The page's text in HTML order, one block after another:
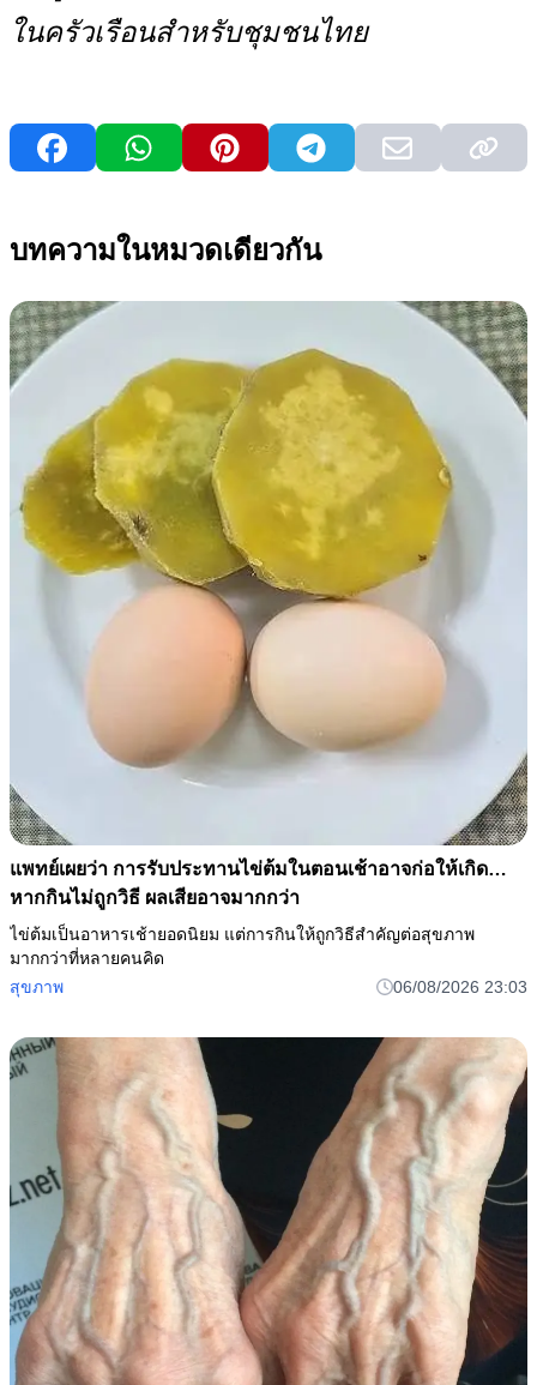
ในครัวเรือนสำหรับชุมชนไทย
บทความในหมวดเดียวกัน
แพทย์เผยว่า การรับประทานไข่ต้มในตอนเช้าอาจก่อให้เกิด…
หากกินไม่ถูกวิธี ผลเสียอาจมากกว่า
ไข่ต้มเป็นอาหารเช้ายอดนิยม แต่การกินให้ถูกวิธีสำคัญต่อสุขภาพ
มากกว่าที่หลายคนคิด
สุขภาพ
06/08/2026 23:03